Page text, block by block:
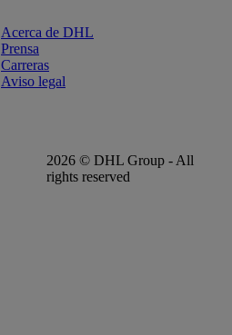
Acerca de DHL
Prensa
Carreras
Aviso legal
2026 © DHL Group - All
rights reserved